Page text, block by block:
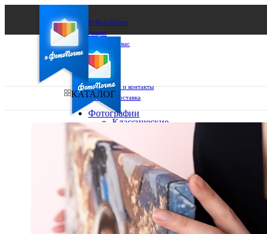
О ФотоПочте
Акции
Сделаем за вас
Бизнесу
FAQ
Франшиза
Поддержка и контакты
Оплата и доставка
Ваш город:
Ваш регион доставки
Выберите из списка:
КАТАЛОГ
Фотографии
Классические
10х15
13х18
15х15
15х20
20х20
20х30
30х30
30х40